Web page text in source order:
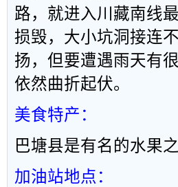
路，就进入川藏南线
损毁，大小坑洞接连
扬，但要遭遇雨天有
依然曲折起伏。
美食特产：
巴塘县是有名的水果
加油站地点：